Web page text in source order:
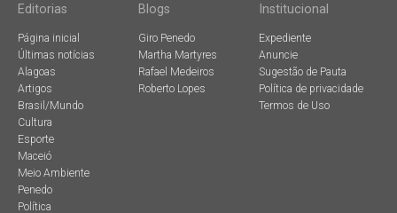
Editorias
Página inicial
Últimas notícias
Alagoas
Artigos
Brasil/Mundo
Cultura
Esporte
Maceió
Meio Ambiente
Penedo
Política
Blogs
Giro Penedo
Martha Martyres
Rafael Medeiros
Roberto Lopes
Institucional
Expediente
Anuncie
Sugestão de Pauta
Política de privacidade
Termos de Uso